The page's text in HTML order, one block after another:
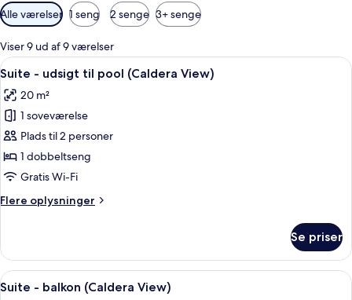
Tilgængelige
filtre
for
værelser
Alle værelser 1 seng 2 senge 3+ senge
Viser 9 ud af 9 værelser
Indlæs
alle
billeder
af
Suite
-
udsigt
pool
Et moderne soveværelse med en
19
Suite - udsigt til pool (Caldera View)
20 m²
1 soveværelse
Plads til 2 personer
1 dobbeltseng
Gratis Wi-Fi
Flere oplysninger
Flere
-
udsigt
til
Se priser
Indlæs
Et moderne soveværelse med seng,
24
Suite - balkon (Caldera View)